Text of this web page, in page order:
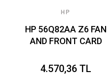
HP
HP 56Q82AA Z6 FAN
AND FRONT CARD
4.570,36 TL